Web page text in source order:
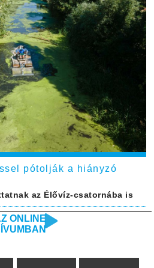
pótolják a hiányzó
az Élővíz-csatornába is
ONLINE